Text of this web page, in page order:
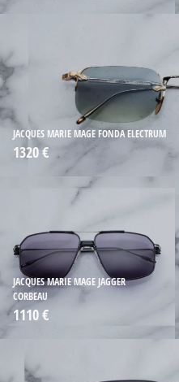
JACQUES MARIE MAGE FONDA ELECTRUM
1320 €
JACQUES MARIE MAGE JAGGER
CORBEAU
1110 €